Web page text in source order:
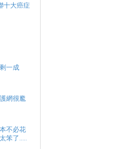
十大癌症
一成
網很尷
不必花
笨了.....